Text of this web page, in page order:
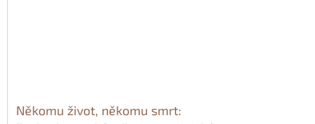
Někomu život, někomu smrt: